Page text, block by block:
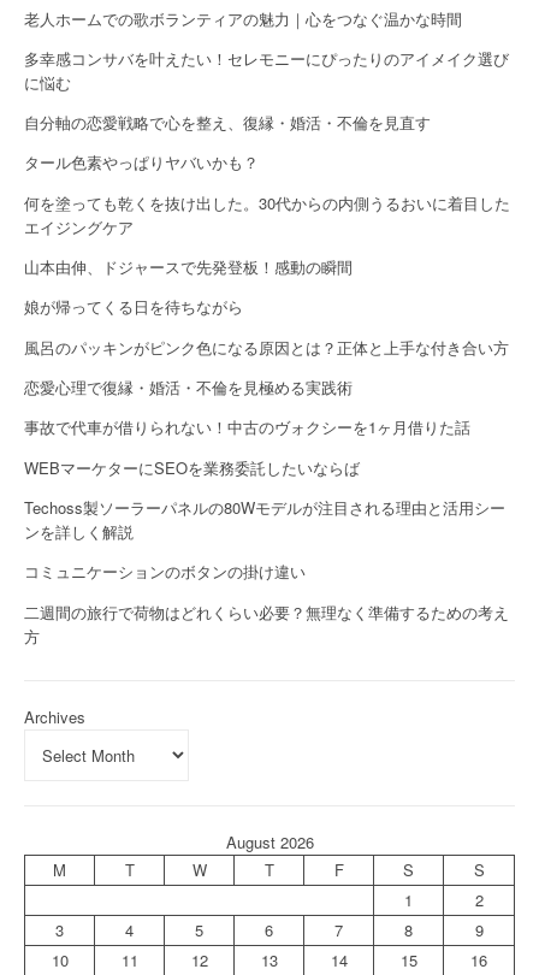
老人ホームでの歌ボランティアの魅力｜心をつなぐ温かな時間
多幸感コンサバを叶えたい！セレモニーにぴったりのアイメイク選び
に悩む
自分軸の恋愛戦略で心を整え、復縁・婚活・不倫を見直す
タール色素やっぱりヤバいかも？
何を塗っても乾くを抜け出した。30代からの内側うるおいに着目した
エイジングケア
山本由伸、ドジャースで先発登板！感動の瞬間
娘が帰ってくる日を待ちながら
風呂のパッキンがピンク色になる原因とは？正体と上手な付き合い方
恋愛心理で復縁・婚活・不倫を見極める実践術
事故で代車が借りられない！中古のヴォクシーを1ヶ月借りた話
WEBマーケターにSEOを業務委託したいならば
Techoss製ソーラーパネルの80Wモデルが注目される理由と活用シー
ンを詳しく解説
コミュニケーションのボタンの掛け違い
二週間の旅行で荷物はどれくらい必要？無理なく準備するための考え
方
Archives
August 2026
M
T W T F S
S
1
2
3
4 5 6 7 8
9
10
11 12 13 14 15 16